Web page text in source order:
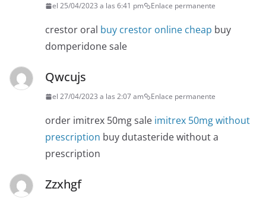
el 25/04/2023 a las 6:41 pm Enlace permanente
crestor oral buy crestor online cheap buy
domperidone sale
Qwcujs
el 27/04/2023 a las 2:07 am Enlace permanente
order imitrex 50mg sale imitrex 50mg without
prescription buy dutasteride without a
prescription
Zzxhgf